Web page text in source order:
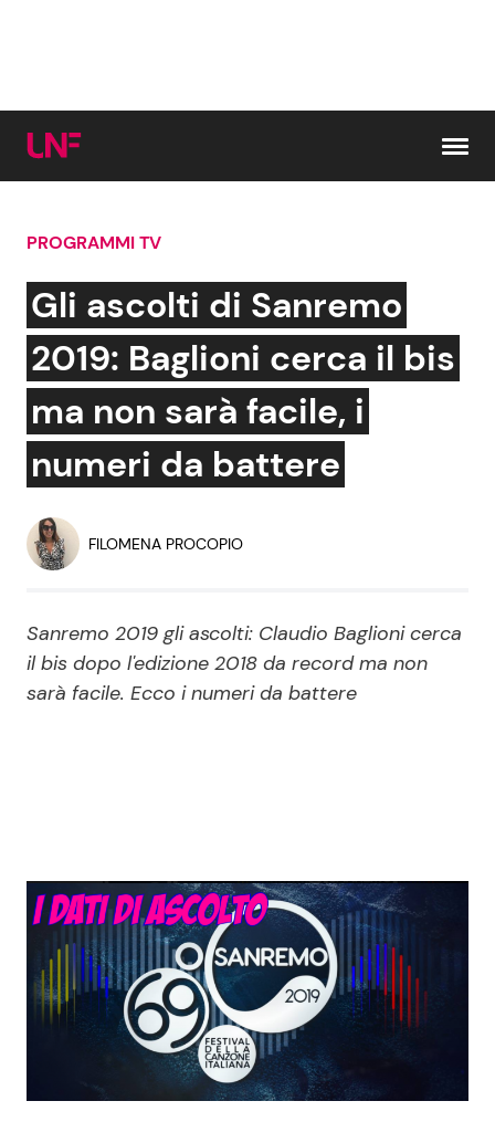
Cerca:
News e Cronaca
Attualità Italiana
Economia
Persone Scomparse
Politica
Gossip e TV
Bellezze VIP
Coppie VIP
Reality e Talent
Soap Opera
News Musica
News Spettacolo
Benessere Cucina e Ricette
Consigli di Cucina
PROGRAMMI TV
Gli ascolti di Sanremo
2019: Baglioni cerca il bis
ma non sarà facile, i
numeri da battere
FILOMENA PROCOPIO
Sanremo 2019 gli ascolti: Claudio Baglioni cerca
il bis dopo l'edizione 2018 da record ma non
sarà facile. Ecco i numeri da battere